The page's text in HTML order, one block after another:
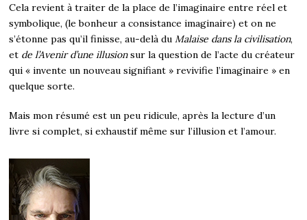
Cela revient à traiter de la place de l’imaginaire entre réel et
symbolique, (le bonheur a consistance imaginaire) et on ne
s’étonne pas qu’il finisse, au-delà du Malaise dans la civilisation,
et de l’Avenir d’une illusionsur la question de l’acte du créateur
qui « invente un nouveau signifiant » revivifie l’imaginaire » en
quelque sorte.
Mais mon résumé est un peu ridicule, après la lecture d’un
livre si complet, si exhaustif même sur l’illusion et l’amour.